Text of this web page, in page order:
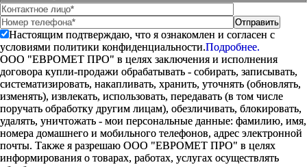
Настоящим подтверждаю, что я ознакомлен и согласен с
условиями политики конфиденциальности.Подробнее.
ООО "ЕВРОМЕТ ПРО" в целях заключения и исполнения
договора купли-продажи обрабатывать - собирать, записывать,
систематизировать, накапливать, хранить, уточнять (обновлять,
изменять), извлекать, использовать, передавать (в том числе
поручать обработку другим лицам), обезличивать, блокировать,
удалять, уничтожать - мои персональные данные: фамилию, имя,
номера домашнего и мобильного телефонов, адрес электронной
почты. Также я разрешаю ООО "ЕВРОМЕТ ПРО" в целях
информирования о товарах, работах, услугах осуществлять